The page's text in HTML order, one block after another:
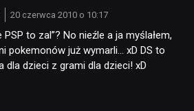
20 czerwca 2010 o 10:17
PSP to zal”? No nieźle a ja myślałem,
pokemonów już wymarli… xD DS to
dla dzieci z grami dla dzieci! xD